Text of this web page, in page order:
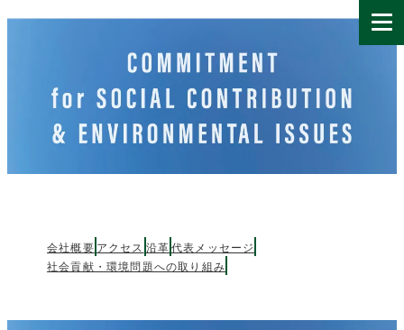
会社概要 アクセス 沿革代表メッセージ
社会貢献・環境問題への取り組み